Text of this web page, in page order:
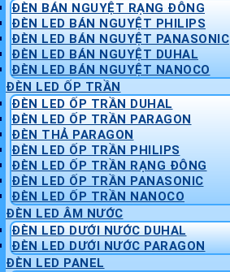
ĐÈN BÁN NGUYỆT RẠNG ĐÔNG
ĐÈN LED BÁN NGUYỆT PHILIPS
ĐÈN LED BÁN NGUYỆT PANASONIC
ĐÈN LED BÁN NGUYỆT DUHAL
ĐÈN LED BÁN NGUYỆT NANOCO
ĐÈN LED ỐP TRẦN
ĐÈN LED ỐP TRẦN DUHAL
ĐÈN LED ỐP TRẦN PARAGON
ĐÈN THẢ PARAGON
ĐÈN LED ỐP TRẦN PHILIPS
ĐÈN LED ỐP TRẦN RẠNG ĐÔNG
ĐÈN LED ỐP TRẦN PANASONIC
ĐÈN LED ỐP TRẦN NANOCO
ĐÈN LED ÂM NƯỚC
ĐÈN LED DƯỚI NƯỚC DUHAL
ĐÈN LED DƯỚI NƯỚC PARAGON
ĐÈN LED PANEL